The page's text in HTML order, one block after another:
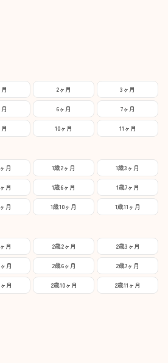
2ヶ月 3ヶ月
6ヶ月 7ヶ月
10ヶ月 11ヶ月
月 1歳2ヶ月 1歳3ヶ月
月 1歳6ヶ月 1歳7ヶ月
月 1歳10ヶ月 1歳11ヶ月
月 2歳2ヶ月 2歳3ヶ月
月 2歳6ヶ月 2歳7ヶ月
月 2歳10ヶ月 2歳11ヶ月